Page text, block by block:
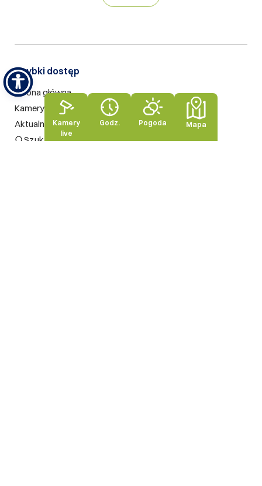
Szybki dostęp​
Strona główna
Kamery live
Aktualności
Szukaj na stronie
Kamery
live
Godz. Pogoda Mapa